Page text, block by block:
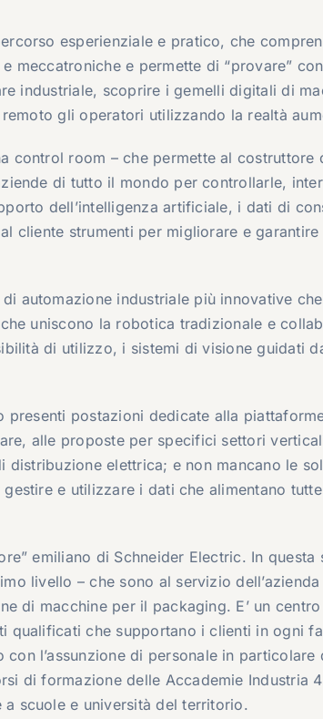
esperienziale e pratico, che
meccatroniche e permette di “provare”
industriale, scoprire i gemelli digitali di
gli operatori utilizzando la realtà
control room – che permette al costruttore
di tutto il mondo per controllarle,
dell’intelligenza artificiale, i dati di
cliente strumenti per migliorare e garantire
automazione industriale più innovative
uniscono la robotica tradizionale e
di utilizzo, i sistemi di visione guidati
presenti postazioni dedicate alla
alle proposte per specifici settori
distribuzione elettrica; e non mancano le
e utilizzare i dati che alimentano
emiliano di Schneider Electric. In
livello – che sono al servizio
di macchine per il packaging. E’ un
qualificati che supportano i clienti in ogni
l’assunzione di personale in particolare
di formazione delle Accademie Industria
scuole e università del territorio.